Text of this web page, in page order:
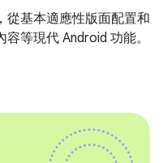
從基本適應性版面配置和
等現代 Android 功能。